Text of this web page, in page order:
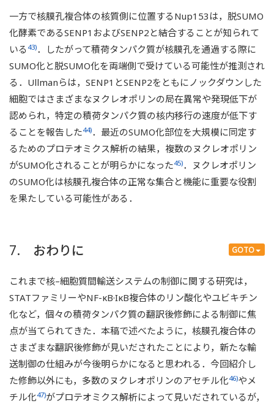
一方で核膜孔複合体の核質側に位置するNup153は，脱SUMO
化酵素であるSENP1およびSENP2と結合することが知られて
いる 43)．したがって積荷タンパク質が核膜孔を通過する際に
SUMO化と脱SUMO化を両端側で受けている可能性が推測され
る．Ullmanらは，SENP1とSENP2をともにノックダウンした
細胞ではさまざまなヌクレオポリンの局在異常や発現低下が
認められ，特定の積荷タンパク質の核内移行の速度が低下す
ることを報告した44)．最近のSUMO化部位を大規模に同定す
るためのプロテオミクス解析の結果，複数のヌクレオポリン
がSUMO化されることが明らかになった45)．ヌクレオポリン
のSUMO化は核膜孔複合体の正常な集合と機能に重要な役割
を果たしている可能性がある．
GOTO
7. おわりに
これまで核–細胞質間輸送システムの制御に関する研究は，
STATファミリーやNF-κB·IκB複合体のリン酸化やユビキチン
化など，個々の積荷タンパク質の翻訳後修飾による制御に焦
点が当てられてきた．本稿で述べたように，核膜孔複合体の
さまざまな翻訳後修飾が見いだされたことにより，新たな輸
送制御の仕組みが今後明らかになると思われる．今回紹介し
た修飾以外にも，多数のヌクレオポリンのアセチル化46)やメ
チル化47)がプロテオミクス解析によって見いだされているが，